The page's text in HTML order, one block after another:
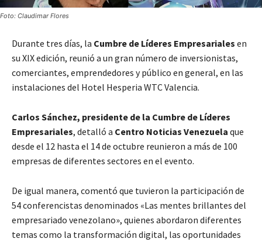
Foto: Claudimar Flores
Durante tres días, la Cumbre de Líderes Empresariales en
su XIX edición, reunió a un gran número de inversionistas,
comerciantes, emprendedores y público en general, en las
instalaciones del Hotel Hesperia WTC Valencia.
Carlos Sánchez, presidente de la Cumbre de Líderes
Empresariales, detalló a Centro Noticias Venezuela que
desde el 12 hasta el 14 de octubre reunieron a más de 100
empresas de diferentes sectores en el evento.
De igual manera, comentó que tuvieron la participación de
54 conferencistas denominados «Las mentes brillantes del
empresariado venezolano», quienes abordaron diferentes
temas como la transformación digital, las oportunidades